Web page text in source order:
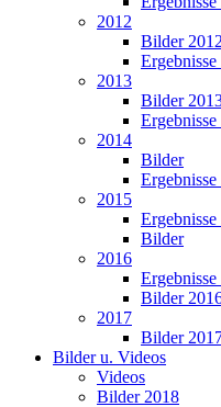
2012
Bilder 2012
Ergebnisse
2013
Bilder
2014
Bilder
2015
Bilder
2016
Bilder
2017
Bilder
Bilder u. Videos
Videos
Bilder 2018